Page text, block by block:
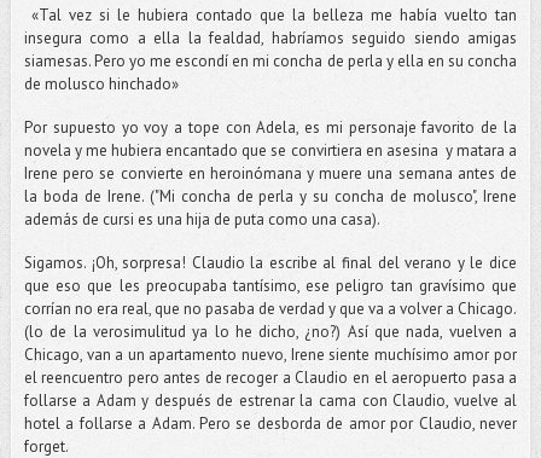
«Tal vez si le hubiera contado que la belleza me había vuelto tan
insegura como a ella la fealdad, habríamos seguido siendo amigas
siamesas. Pero yo me escondí en mi concha de perla y ella en su concha
de molusco hinchado»
Por supuesto yo voy a tope con Adela, es mi personaje favorito de la
novela y me hubiera encantado que se convirtiera en asesina y matara a
Irene pero se convierte en heroinómana y muere una semana antes de
la boda de Irene. ("Mi concha de perla y su concha de molusco", Irene
además de cursi es una hija de puta como una casa).
Sigamos. ¡Oh, sorpresa! Claudio la escribe al final del verano y le dice
que eso que les preocupaba tantísimo, ese peligro tan gravísimo que
corrían no era real, que no pasaba de verdad y que va a volver a Chicago.
(lo de la verosimulitud ya lo he dicho, ¿no?) Así que nada, vuelven a
Chicago, van a un apartamento nuevo, Irene siente muchísimo amor por
el reencuentro pero antes de recoger a Claudio en el aeropuerto pasa a
follarse a Adam y después de estrenar la cama con Claudio, vuelve al
hotel a follarse a Adam. Pero se desborda de amor por Claudio, never
forget.